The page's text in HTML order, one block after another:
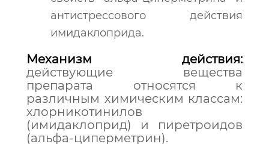
антистрессового действия
имидаклоприда.
Механизм действия:
действующие вещества
препарата относятся к
различным химическим классам:
хлорникотинилов
(имидаклоприд) и пиретроидов
(альфа-циперметрин).